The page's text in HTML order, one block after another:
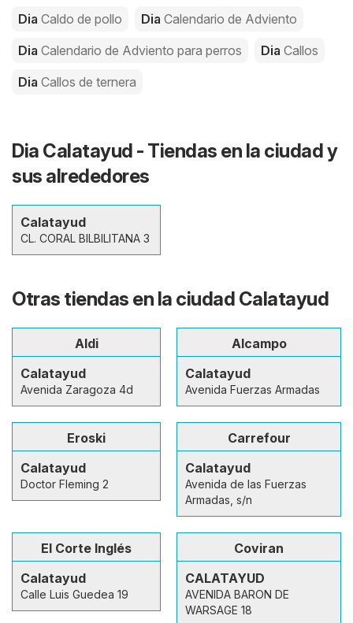
Dia Caldo de pollo Dia Calendario de Adviento
Dia Calendario de Adviento para perros Dia Callos
Dia Callos de ternera
Dia Calatayud - Tiendas en la ciudad y
sus alrededores
Calatayud
CL. CORAL BILBILITANA 3
Otras tiendas en la ciudad Calatayud
Aldi
Calatayud
Avenida Zaragoza 4d
Alcampo
Calatayud
Avenida Fuerzas Armadas
Eroski
Calatayud
Doctor Fleming 2
Carrefour
Calatayud
Avenida de las Fuerzas
Armadas, s/n
El Corte Inglés
Calatayud
Calle Luis Guedea 19
Coviran
CALATAYUD
AVENIDA BARON DE
WARSAGE 18